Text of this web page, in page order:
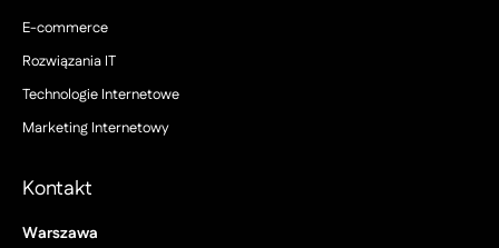
E-commerce
Rozwiązania IT
Technologie Internetowe
Marketing Internetowy
Kontakt
Warszawa